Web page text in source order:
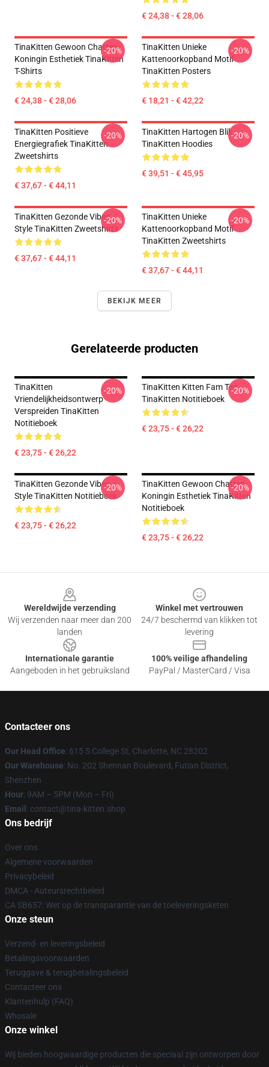
€ 24,38 - € 28,06
TinaKitten Gewoon Chatten
Koningin Esthetiek TinaKitten
T-Shirts
€ 24,38 - € 28,06
-20%
TinaKitten Unieke
Kattenoorkopband Motif
TinaKitten Posters
€ 18,21 - € 42,22
-20%
TinaKitten Positieve
Energiegrafiek TinaKitten
Zweetshirts
€ 37,67 - € 44,11
-20%
TinaKitten Hartogen Blik
TinaKitten Hoodies
€ 39,51 - € 45,95
-20%
TinaKitten Gezonde Vibes
Style TinaKitten Zweetshirts
€ 37,67 - € 44,11
-20%
TinaKitten Unieke
Kattenoorkopband Motif
TinaKitten Zweetshirts
€ 37,67 - € 44,11
-20%
BEKIJK MEER
Gerelateerde producten
TinaKitten
Vriendelijkheidsontwerp
Verspreiden TinaKitten
Notitieboek
€ 23,75 - € 26,22
-20%
TinaKitten Kitten Fam Tee
TinaKitten Notitieboek
€ 23,75 - € 26,22
-20%
TinaKitten Gezonde Vibes
Style TinaKitten Notitieboek
€ 23,75 - € 26,22
-20%
TinaKitten Gewoon Chatten
Koningin Esthetiek TinaKitten
Notitieboek
€ 23,75 - € 26,22
-20%
Wereldwijde verzending
Wij verzenden naar meer dan 200
landen
Winkel met vertrouwen
24/7 beschermd van klikken tot
levering
Internationale garantie
Aangeboden in het gebruiksland
100% veilige afhandeling
PayPal / MasterCard / Visa
Contacteer ons
Our Head Office: 615 S College St, Charlotte, NC 28202
Our Warehouse: No. 202 Shennan Boulevard, Futian District,
Shenzhen
Hour: 9AM – 5PM (Mon – Fri)
Email : contact@tina-kitten.shop
Ons bedrijf
Over ons
Algemene voorwaarden
Privacybeleid
DMCA - Auteursrechtbeleid
CA SB657: Wet op de transparantie van de toeleveringsketen
Onze steun
Verzend- en leveringsbeleid
Betalingsvoorwaarden
Teruggave & terugbetalingsbeleid
Contacteer ons
Klantenhulp (FAQ)
Whosale
Onze winkel
Wij bieden hoogwaardige producten die speciaal zijn ontworpen door